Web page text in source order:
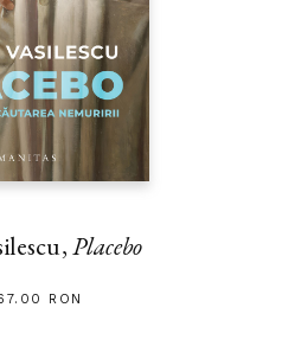
Placebo
RON